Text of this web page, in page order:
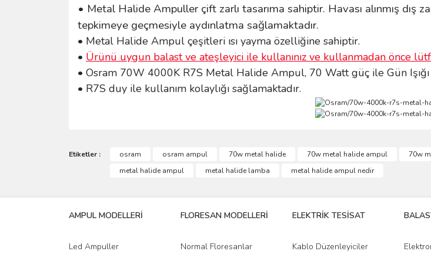
• Metal Halide Ampuller çift zarlı tasarıma sahiptir. Havası alınmış dış
tepkimeye geçmesiyle aydınlatma sağlamaktadır.
• Metal Halide Ampul çeşitleri ısı yayma özelliğine sahiptir.
• Ürünü uygun balast ve ateşleyici ile kullanınız ve kullanmadan önce
• Osram 70W 4000K R7S Metal Halide Ampul, 70 Watt güç ile Gün Işığı
• R7S duy ile kullanım kolaylığı sağlamaktadır.
Bu ürüne ilk yorumu siz
Görüş ve önerileriniz için teşekkür ederiz.
Ürün bilgilerinde hatalar bulunuyor.
Bu ürüne benzer farklı alternatifler olmalı.
Etiketler : osram osram ampul 70w metal halide 70w metal halide ampul 70w
metal halide ampul
metal halide lamba metal halide ampul nedir
AMPUL MODELLERİ
Led Ampuller
FLORESAN MODELLERİ
Normal Floresanlar
ELEKTRİK TESİSAT
Kablo Düzenleyiciler